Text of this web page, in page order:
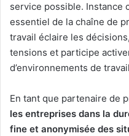
service possible. Instance
essentiel de la chaîne de
travail éclaire les
tensions et participe
d’environnements de
En tant que partenaire de
les entreprises dans la
fine et anonymisée des